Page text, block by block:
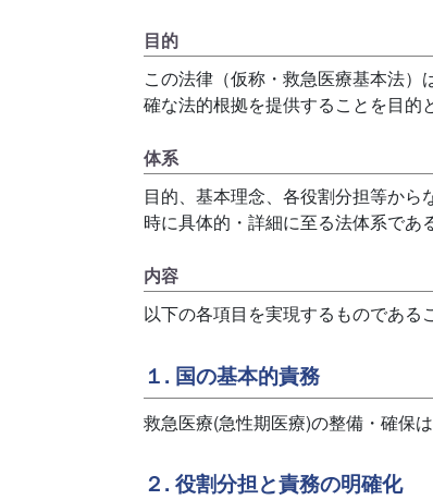
目的
この法律（仮称・救急医療基本法
確な法的根拠を提供することを目的
体系
目的、基本理念、各役割分担等か
時に具体的・詳細に至る法体系であ
内容
以下の各項目を実現するものである
１. 国の基本的責務
救急医療(急性期医療)の整備・確保
２. 役割分担と責務の明確化